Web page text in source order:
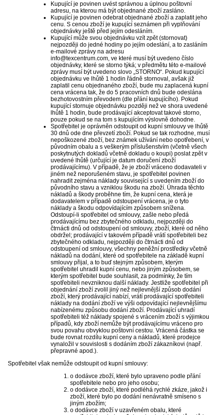
Kupující je povinen uvést správnou a úplnou poštovní
adresu, na kterou má být objednané zboží zasláno.
Kupující je povinen odebrat objednané zboží a zaplatit jeho
cenu. S cenou zboží je kupující seznámen při vyplňování
objednávky ještě před jejím odesláním.
Kupující může svou objednávku vzít zpět (stornovat)
nejpozději do jedné hodiny po jejím odeslání, a to zasláním
e-mailové zprávy na adresu
info@texcentrum.com, ve které musí být uvedeno číslo
objednávky, které se storno týká; v předmětu této e-mailové
zprávy musí být uvedeno slovo „STORNO“. Pokud kupující
objednávku ve lhůtě 1 hodin řádně stornoval, avšak již
zaplatil cenu objednaného zboží, bude mu zaplacená kupní
cena vrácena tak, že do 5 pracovních dnů bude odeslána
bezhotovostním převodem (dle přání kupujícího). Pokud
kupující stornuje objednávku později než ve shora uvedené
lhůtě 1 hodin, bude prodávající akceptovat takové storno,
pouze pokud se na tom s kupujícím výslovně dohodne.
Spotřebitel je oprávněn odstoupit od kupní smlouvy ve lhůtě
30 dnů ode dne převzetí zboží. Pokud se tak rozhodne, musí
nepoškozené zboží, bez známek užívání nebo opotřebení, v
původním obalu a s veškerým příslušenstvím (včetně všech
poskytnutých dokladů včetně dokladu o koupi) poslat zpět v
uvedené lhůtě (určující je datum doručení zboží
prodávajícímu). V případě, že je zboží vráceno dodavateli v
jiném než neporušeném stavu, je spotřebitel povinen
nahradit zejména náklady související s uvedením zboží do
původního stavu a vzniklou škodu na zboží. Úhrada těchto
nákladů a škody proběhne tím, že kupní cena, která je
dodavatelem v případě odstoupení vrácena, je o tyto
náklady a škodu odpovídajícím způsobem snížena.
Odstoupí-li spotřebitel od smlouvy, zašle nebo předá
prodávajícímu bez zbytečného odkladu, nejpozději do
čtrnácti dnů od odstoupení od smlouvy, zboží, které od něho
obdržel; prodávající v takovém případě vrátí spotřebiteli bez
zbytečného odkladu, nejpozději do čtrnácti dnů od
odstoupení od smlouvy, všechny peněžní prostředky včetně
nákladů na dodání, které od spotřebitele na základě kupní
smlouvy přijal, a to buď stejným způsobem, kterým
spotřebitel uhradil kupní cenu, nebo jiným způsobem, se
kterým spotřebitel bude souhlasit, za podmínky, že tím
spotřebiteli nevzniknou další náklady. Jestliže spotřebitel při
objednání zboží zvolil jiný než nejlevnější způsob dodání
zboží, který prodávající nabízí, vrátí prodávající spotřebiteli
náklady na dodání zboží ve výši odpovídající nejlevnějšímu
nabízenému způsobu dodání zboží. Prodávající uhradí
spotřebiteli též náklady spojené s vrácením zboží s výjimkou
případů, kdy zboží nemůže být prodávajícímu vráceno pro
svou povahu obvyklou poštovní cestou. Vrácená částka se
bude rovnat rozdílu kupní ceny a nákladů, které prodejce
vynaložil v souvislosti s dodáním zboží zákazníkovi (např.
přepravné apod.).
Spotřebitel však nemůže odstoupit od kupní smlouvy:
o dodávce zboží, které bylo upraveno podle přání
spotřebitele nebo pro jeho osobu;
o dodávce zboží, které podléhá rychlé zkáze, jakož i
zboží, které bylo po dodání nenávratně smíseno s
jiným zbožím;
o dodávce zboží v uzavřeném obalu, které